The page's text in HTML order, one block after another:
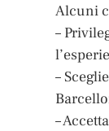
Alcuni
–
–
–